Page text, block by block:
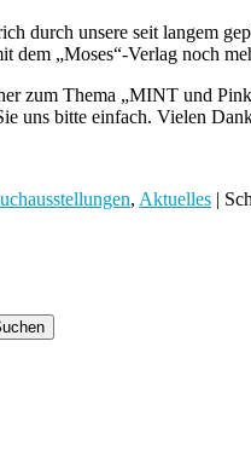
durch unsere seit langem
dem „Moses“-Verlag noch
zum Thema „MINT und
uns bitte einfach. Vielen
, Aktuelles |